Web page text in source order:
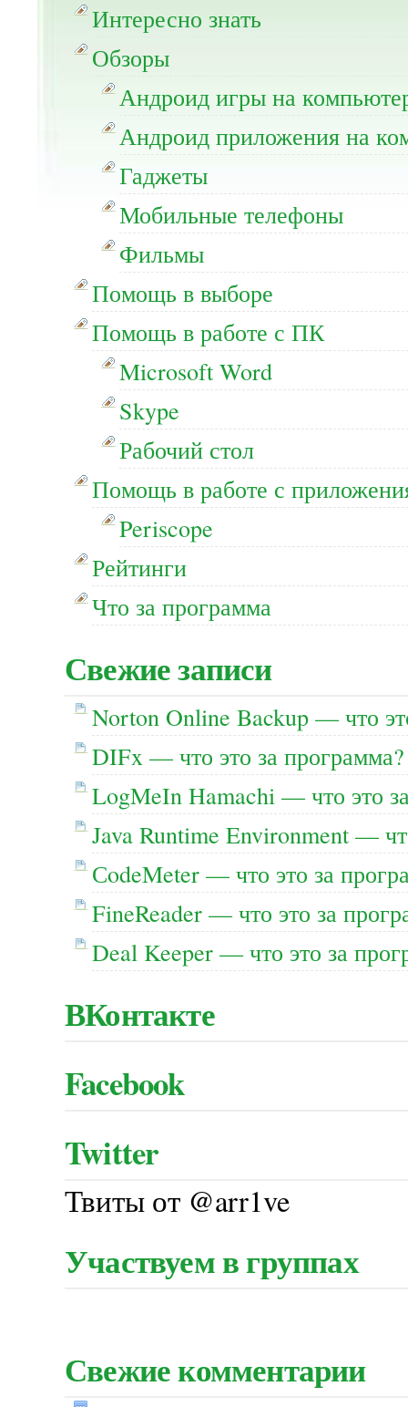
Интересно знать
Обзоры
Андроид игры на
Андроид приложения на
Гаджеты
Мобильные телефоны
Фильмы
Помощь в выборе
Помощь в работе с ПК
Microsoft Word
Skype
Рабочий стол
Помощь в работе с
Periscope
Рейтинги
Что за программа
Свежие записи
Norton Online Backup — что
DIFx — что это за программа?
LogMeIn Hamachi — что это
Java Runtime Environment —
СodeMeter — что это за
FineReader — что это за
Deal Keeper — что это за
ВКонтакте
Facebook
Twitter
Твиты от @arr1ve
Участвуем в группах
Свежие комментарии